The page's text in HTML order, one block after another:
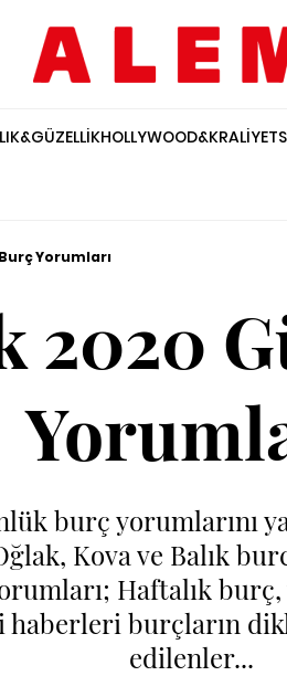
HOLLYWOOD&KRALİYET
Yorumları
2020
burç yorumlarını
Kova ve Balık
Haftalık
burçların
edilenler...